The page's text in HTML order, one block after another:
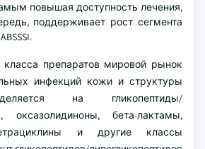
повышая доступность лечения,
поддерживает рост сегмента
класса препаратов мировой рынок
инфекций кожи и структуры
на гликопептиды/
оксазолидиноны, бета-лактамы,
и другие классы